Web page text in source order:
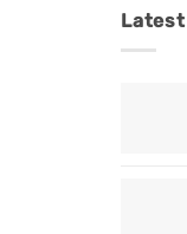
Latest